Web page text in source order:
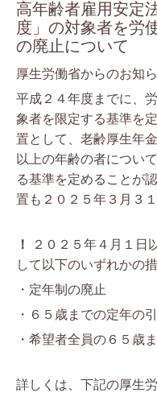
高年齢者雇用安定
度」の対象者を労
の廃止について
厚生労働省からのお知ら
平成２４年度までに、
象者を限定する基準を
置として、老齢厚生年
以上の年齢の者につい
る基準を定めることが
置も２０２５年３月３
！
２０２５年４月１日
して以下のいずれかの
・定年制の廃止
・６５歳までの定年の
・希望者全員の６５歳
詳しくは、下記の厚生